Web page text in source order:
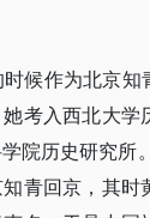
候作为北京知
考入西北大学
院历史研究所
青回京，其时